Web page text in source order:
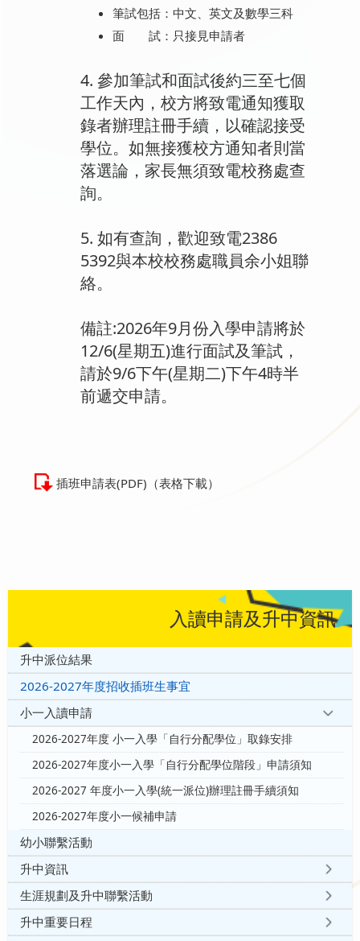
筆試包括：中文、英文及數學三科
面 試：只接見申請者
4. 參加筆試和面試後約三至七個
工作天內，校方將致電通知獲取
錄者辦理註冊手續，以確認接受
學位。如無接獲校方通知者則當
落選論，家長無須致電校務處查
詢。
5. 如有查詢，歡迎致電2386
5392與本校校務處職員余小姐聯
絡。
備註:2026年9月份入學申請將於
12/6(星期五)進行面試及筆試，
請於9/6下午(星期二)下午4時半
前遞交申請。
插班申請表(PDF)（表格下載）
入讀申請及升中資訊
升中派位結果
2026-2027年度招收插班生事宜
小一入讀申請
2026-2027年度 小一入學「自行分配學位」取錄安排
2026-2027年度小一入學「自行分配學位階段」申請須知
2026-2027 年度小一入學(統一派位)辦理註冊手續須知
2026-2027年度小一候補申請
幼小聯繫活動
升中資訊
生涯規劃及升中聯繫活動
升中重要日程